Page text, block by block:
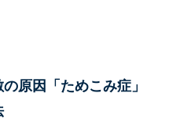
原因「ためこみ症」